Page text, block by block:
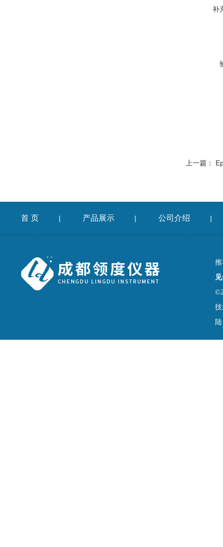
补
上一篇：
首 页 | 产品展示 | 公司介绍 |
陆